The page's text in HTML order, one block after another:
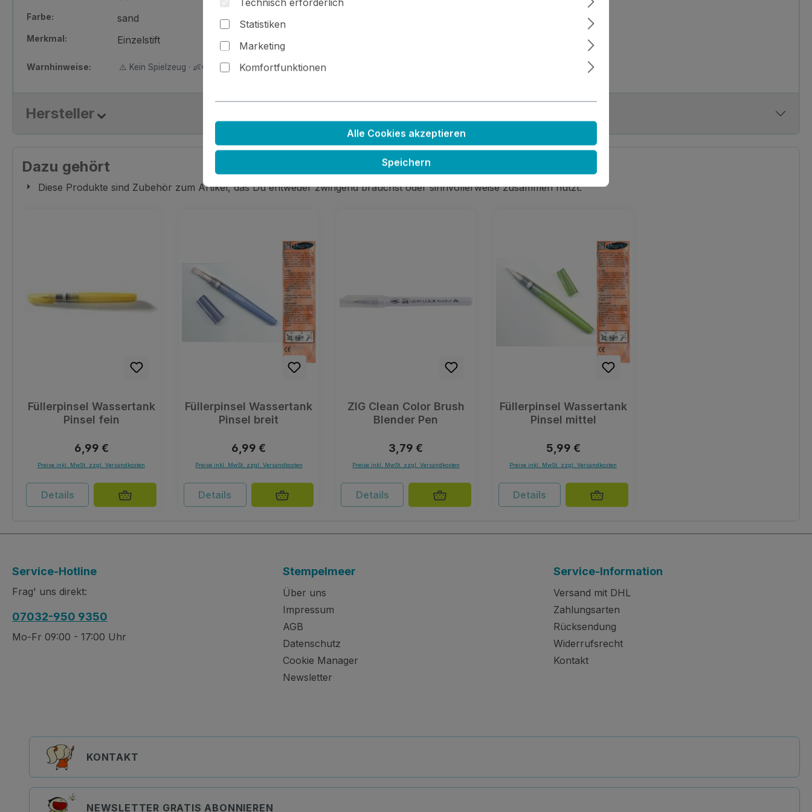
Farbe: sand
Merkmal: Einzelstift
Warnhinweise: ⚠️ Kein Spielzeug · 👶🚫 Nicht für Kinder · ⚙️ Kleinteile / scharfe Kanten · 🚫🍴 Nicht essbar
Hersteller
Dazu gehört
Diese Produkte sind Zubehör zum Artikel, das Du entweder zwingend brauchst oder sinnvollerweise zusammen nutzt.
Füllerpinsel Wassertank
Pinsel fein
Regulärer Preis:
6,99 €
Preise inkl. MwSt. zzgl. Versandkosten
Details
Füllerpinsel Wassertank
Pinsel breit
Regulärer Preis:
6,99 €
Preise inkl. MwSt. zzgl. Versandkosten
Details
ZIG Clean Color Brush
Blender Pen
Regulärer Preis:
3,79 €
Preise inkl. MwSt. zzgl. Versandkosten
Details
Füllerpinsel Wassertank
Pinsel mittel
Regulärer Preis:
5,99 €
Preise inkl. MwSt. zzgl. Versandkosten
Details
Service-Hotline
Frag' uns direkt:
07032-950 9350
Mo-Fr 09:00 - 17:00 Uhr
Stempelmeer
Über uns
Impressum
AGB
Datenschutz
Cookie Manager
Newsletter
Service-Information
Versand mit DHL
Zahlungsarten
Rücksendung
Widerrufsrecht
Kontakt
KONTAKT
NEWSLETTER GRATIS ABONNIEREN
Statistiken
Marketing
Komfortfunktionen
Alle Cookies akzeptieren
Speichern